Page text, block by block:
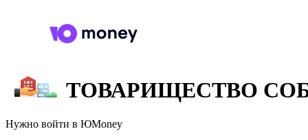
ТОВАРИЩЕСТВО
Нужно войти в ЮMoney